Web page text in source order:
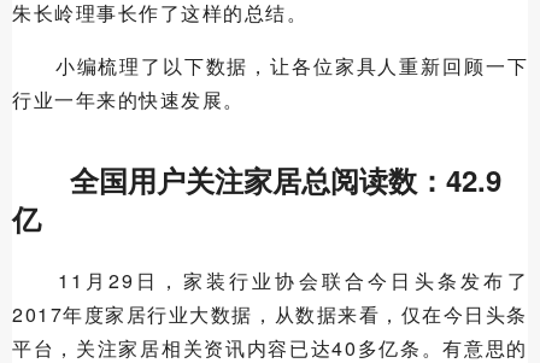
朱长岭理事长作了这样的总结。
小编梳理了以下数据，让各位家具人重新回顾一下
行业一年来的快速发展。
全国用户关注家居总阅读数：42.9
亿
11月29日，家装行业协会联合今日头条发布了
2017年度家居行业大数据，从数据来看，仅在今日头条
平台，关注家居相关资讯内容已达40多亿条。有意思的